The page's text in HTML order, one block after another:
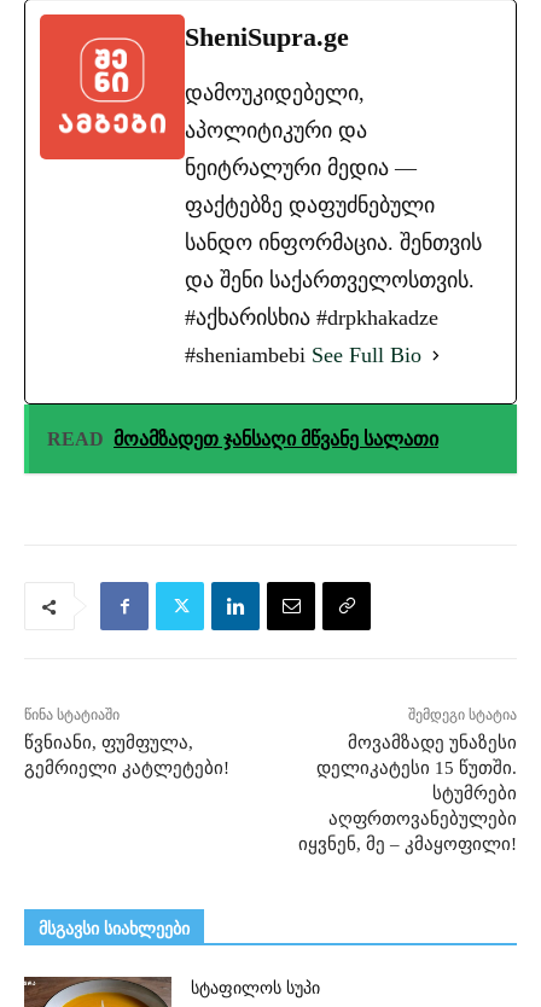
SheniSupra.ge
დამოუკიდებელი,
აპოლიტიკური და
ნეიტრალური მედია —
ფაქტებზე დაფუძნებული
სანდო ინფორმაცია. შენთვის
და შენი საქართველოსთვის.
#აქხარისხია #drpkhakadze
#sheniambebi See Full Bio
READ მოამზადეთ ჯანსაღი მწვანე სალათი
წინა სტატიაში
წვნიანი, ფუმფულა,
გემრიელი კატლეტები!
შემდეგი სტატია
მოვამზადე უნაზესი
დელიკატესი 15 წუთში.
სტუმრები
აღფრთოვანებულები
იყვნენ, მე – კმაყოფილი!
მსგავსი სიახლეები
სტაფილოს სუპი